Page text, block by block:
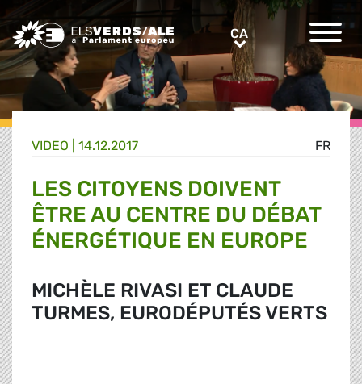
Greens/EFA Home CACA
FR
VIDEO | 14.12.2017
LES CITOYENS DOIVENT
ÊTRE AU CENTRE DU DÉBAT
ÉNERGÉTIQUE EN EUROPE
MICHÈLE RIVASI ET CLAUDE
TURMES, EURODÉPUTÉS VERTS